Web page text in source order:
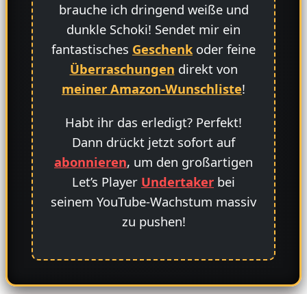
brauche ich dringend weiße und
dunkle Schoki! Sendet mir ein
fantastisches Geschenkoder feine
Überraschungen direkt von
meiner Amazon-Wunschliste!
Habt ihr das erledigt? Perfekt!
Dann drückt jetzt sofort auf
abonnieren, um den großartigen
Let’s Player Undertaker bei
seinem YouTube-Wachstum massiv
zu pushen!